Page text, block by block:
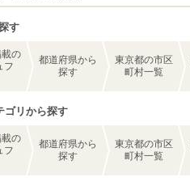
す
の
フ
都道府県から
探す
東京都の市区
町村一覧
ゴリから探す
の
フ
都道府県から
探す
東京都の市区
町村一覧